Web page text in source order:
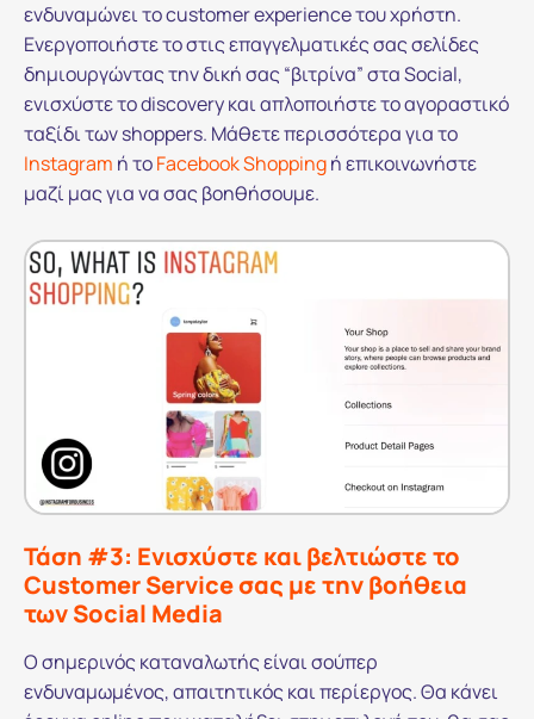
ενδυναμώνει το customer experience του χρήστη.
Ενεργοποιήστε το στις επαγγελματικές σας σελίδες
δημιουργώντας την δική σας “βιτρίνα” στα Social,
ενισχύστε το discovery και απλοποιήστε το αγοραστικό
ταξίδι των shoppers. Μάθετε περισσότερα για το
Instagram ή τοFacebook Shoppingή επικοινωνήστε
μαζί μας για να σας βοηθήσουμε.
Τάση #3: Ενισχύστε και βελτιώστε το
Customer Service σας με την βοήθεια
των Social Media
Ο σημερινός καταναλωτής είναι σούπερ
ενδυναμωμένος, απαιτητικός και περίεργος. Θα κάνει